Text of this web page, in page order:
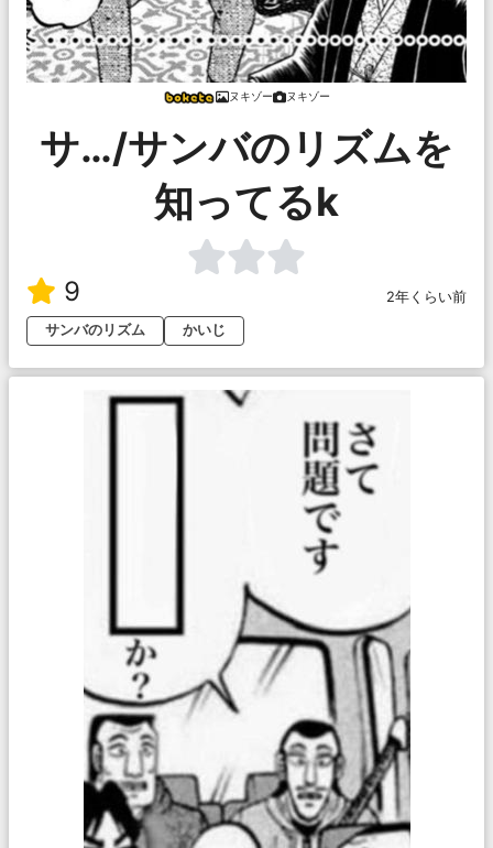
ヌキゾー ヌキゾー
サ…/サンバのリズムを
知ってるk
9
2年くらい前
サンバのリズム
かいじ